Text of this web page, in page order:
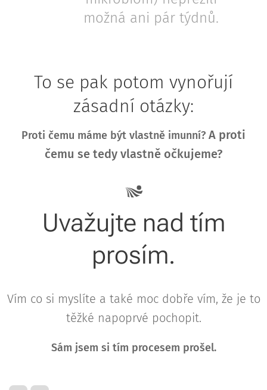
možná ani pár týdnů.
To se pak potom vynořují
zásadní otázky:
Proti čemu máme být vlastně imunní? A proti
čemu se tedy vlastně očkujeme?
Uvažujte nad tím
prosím.
Vím co si myslíte a také moc dobře vím, že je to
těžké napoprvé pochopit.
Sám jsem si tím procesem prošel.